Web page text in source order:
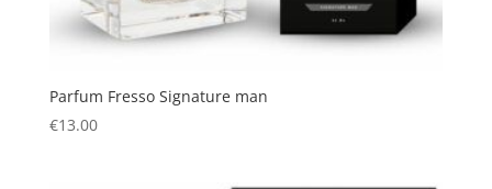
Parfum Fresso Signature man
€13.00